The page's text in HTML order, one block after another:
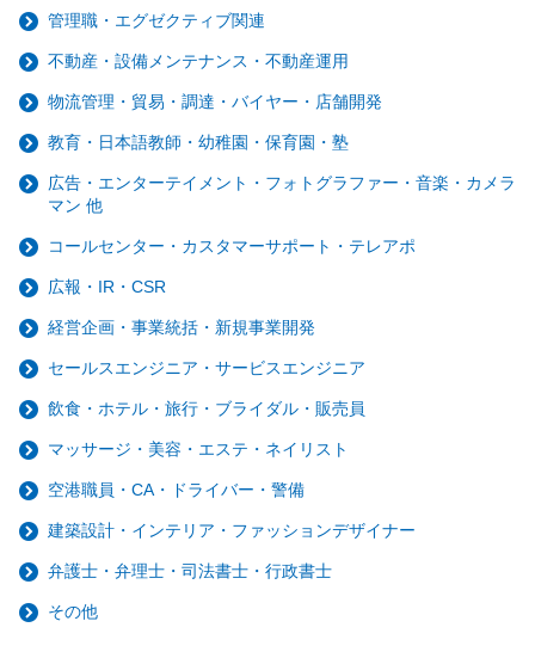
管理職・エグゼクティブ関連
不動産・設備メンテナンス・不動産運用
物流管理・貿易・調達・バイヤー・店舗開発
教育・日本語教師・幼稚園・保育園・塾
広告・エンターテイメント・フォトグラファー・音楽・カメラ
マン 他
コールセンター・カスタマーサポート・テレアポ
広報・IR・CSR
経営企画・事業統括・新規事業開発
セールスエンジニア・サービスエンジニア
飲食・ホテル・旅行・ブライダル・販売員
マッサージ・美容・エステ・ネイリスト
空港職員・CA・ドライバー・警備
建築設計・インテリア・ファッションデザイナー
弁護士・弁理士・司法書士・行政書士
その他